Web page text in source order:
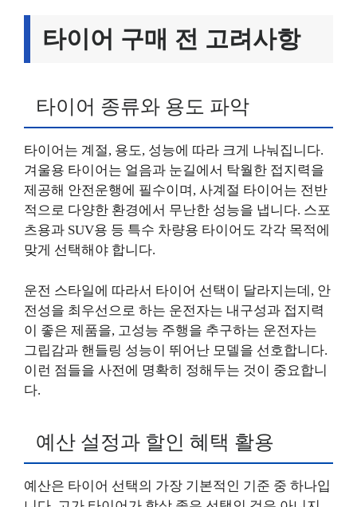
타이어 구매 전 고려사항
타이어 종류와 용도 파악
타이어는 계절, 용도, 성능에 따라 크게 나눠집니다.
겨울용 타이어는 얼음과 눈길에서 탁월한 접지력을
제공해 안전운행에 필수이며, 사계절 타이어는 전반
적으로 다양한 환경에서 무난한 성능을 냅니다. 스포
츠용과 SUV용 등 특수 차량용 타이어도 각각 목적에
맞게 선택해야 합니다.
운전 스타일에 따라서 타이어 선택이 달라지는데, 안
전성을 최우선으로 하는 운전자는 내구성과 접지력
이 좋은 제품을, 고성능 주행을 추구하는 운전자는
그립감과 핸들링 성능이 뛰어난 모델을 선호합니다.
이런 점들을 사전에 명확히 정해두는 것이 중요합니
다.
예산 설정과 할인 혜택 활용
예산은 타이어 선택의 가장 기본적인 기준 중 하나입